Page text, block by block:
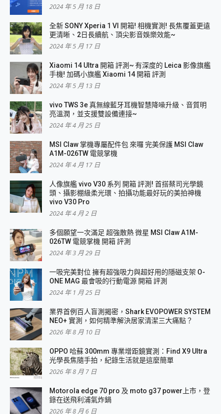
2024 年 5 月 18 日
全新 SONY Xperia 1 VI 開箱! 相機實測! 長焦覆蓋更遠
更清晰、2日長續航、頂尖影音娛樂效能~
2024 年 5 月 17 日
Xiaomi 14 Ultra 開箱 評測~ 有深度的 Leica 影像旗艦
手機! 加碼小旗艦 Xiaomi 14 開箱 評測
2024 年 5 月 13 日
vivo TWS 3e 真無線藍牙耳機智慧降噪升級、音質明
亮溫潤，並支援雙設備連接~
2024 年 4 月 25 日
MSI Claw 掌機專屬配件包 來囉 完美保護 MSI Claw
A1M-026TW 電競掌機
2024 年 4 月 17 日
人像旗艦 vivo V30 系列 開箱 評測! 首搭蔡司光學鏡
頭、攝影棚級柔光環、拍攝功能最好玩的美拍神機
vivo V30 Pro
2024 年 4 月 2 日
多個願望一次滿足 超強散熱 微星 MSI Claw A1M-
026TW 電競掌機 開箱 評測
2024 年 3 月 29 日
一吸完美對位 擁有超強吸力與超好用的隱磁支架 O-
ONE MAG 最會吸的行動電源 開箱 評測
2024 年 1 月 25 日
業界首例百人盲測揭密，Shark EVOPOWER SYSTEM
NEO+ 實測，如何精準解決居家清潔三大痛點？
2026 年 8 月 10 日
OPPO 哈蘇 300mm 專業增距鏡實測：Find X9 Ultra
光學長焦隨手拍，紀錄生活就是這麼簡單
2026 年 8 月 7 日
Motorola edge 70 pro 及 moto g37 power上市，登
錄在送飛利浦氣炸鍋
2026 年 8 月 6 日